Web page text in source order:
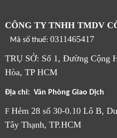
CÔNG TY TNHH TMDV
Mã số thuế: 0311465417
TRỤ SỞ: Số 1, Đường Cộng
Hòa, TP HCM
Địa chỉ: Văn Phòng Giao Dịch
F Hẻm 28 số 30-0.10 Lô B,
Tây Thạnh, TP.HCM